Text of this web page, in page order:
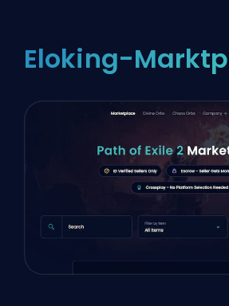
Eloking-